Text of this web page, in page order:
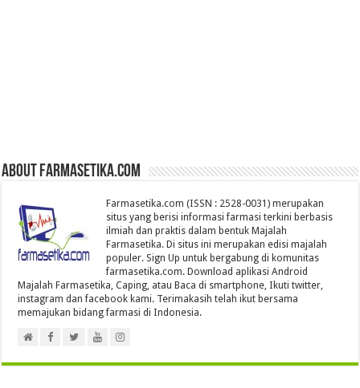
About farmasetika.com
Farmasetika.com (ISSN : 2528-0031) merupakan
situs yang berisi informasi farmasi terkini berbasis
ilmiah dan praktis dalam bentuk Majalah
Farmasetika. Di situs ini merupakan edisi majalah
populer. Sign Up untuk bergabung di komunitas
farmasetika.com. Download aplikasi Android
Majalah Farmasetika, Caping, atau Baca di smartphone, Ikuti twitter,
instagram dan facebook kami. Terimakasih telah ikut bersama
memajukan bidang farmasi di Indonesia.